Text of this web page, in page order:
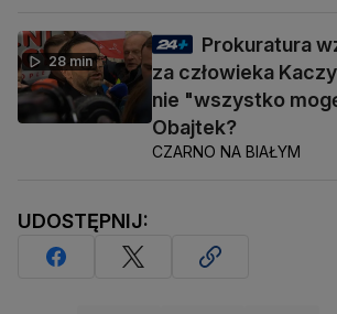
28 min
Prokuratura
za człowieka
nie "wszystko
Obajtek?
CZARNO NA BIAŁYM
UDOSTĘPNIJ: